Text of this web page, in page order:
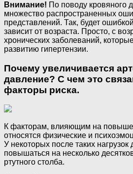
Внимание! По поводу кровяного
множество распространенных
представлений. Так, будет
зависит от возраста. Просто, с
хронических заболеваний,
развитию гипертензии.
Почему увеличивается
давление? С чем это
факторы риска.
К факторам, влияющим на
относятся физические и
У некоторых после таких
повышаться на несколько
ртутного столба.